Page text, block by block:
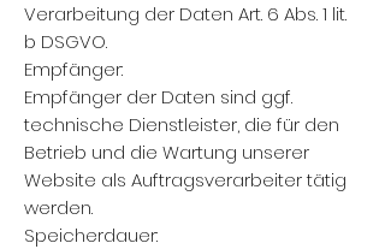
Verarbeitung der Daten Art. 6 Abs. 1 lit.
b DSGVO.
Empfänger:
Empfänger der Daten sind ggf.
technische Dienstleister, die für den
Betrieb und die Wartung unserer
Website als Auftragsverarbeiter tätig
werden.
Speicherdauer: